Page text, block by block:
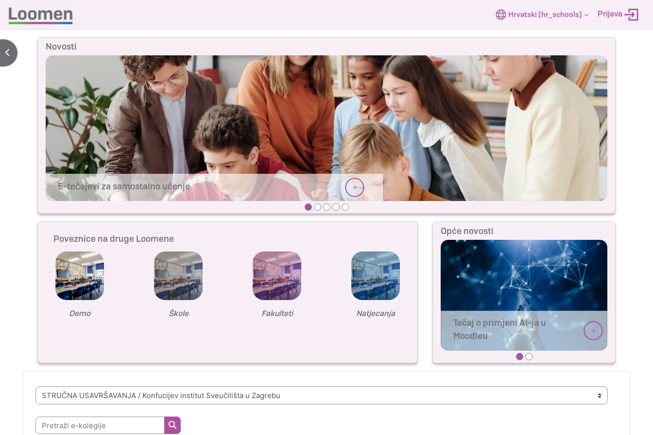
Preskoči na sadržaj
Hrvatski ‎(hr_schools)‎
Prijava
Novosti
E-tečajevi za samostalno učenje
Poveznice na druge Loomene
Demo Škole Fakulteti Natjecanja
Opće novosti
Tečaj o primjeni AI-ja u
Moodleu
Prikaži traku s blokovima
Popis e-kolegija
Pretraži e-kolegije